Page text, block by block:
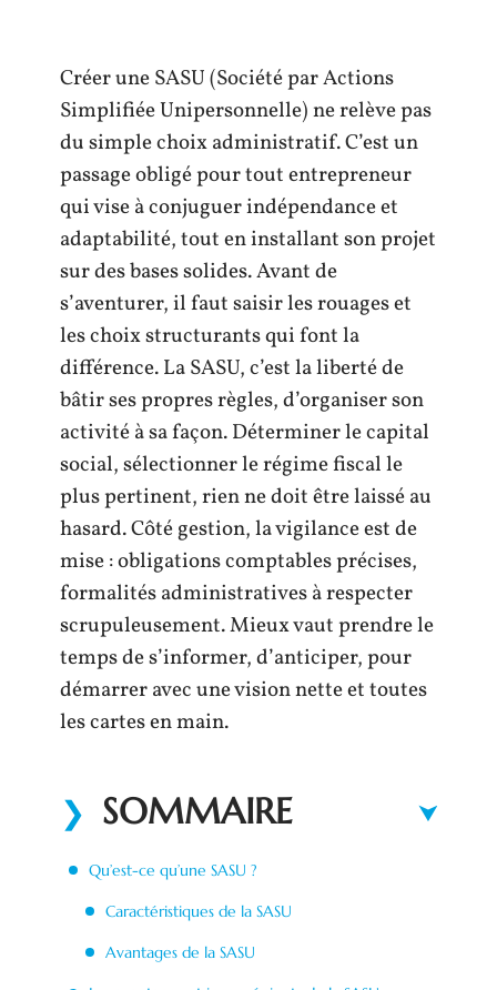
Créer une SASU (Société par Actions
Simplifiée Unipersonnelle) ne relève pas
du simple choix administratif. C’est un
passage obligé pour tout entrepreneur
qui vise à conjuguer indépendance et
adaptabilité, tout en installant son projet
sur des bases solides. Avant de
s’aventurer, il faut saisir les rouages et
les choix structurants qui font la
différence. La SASU, c’est la liberté de
bâtir ses propres règles, d’organiser son
activité à sa façon. Déterminer le capital
social, sélectionner le régime fiscal le
plus pertinent, rien ne doit être laissé au
hasard. Côté gestion, la vigilance est de
mise : obligations comptables précises,
formalités administratives à respecter
scrupuleusement. Mieux vaut prendre le
temps de s’informer, d’anticiper, pour
démarrer avec une vision nette et toutes
les cartes en main.
SOMMAIRE
Qu’est-ce qu’une SASU ?
Caractéristiques de la SASU
Avantages de la SASU